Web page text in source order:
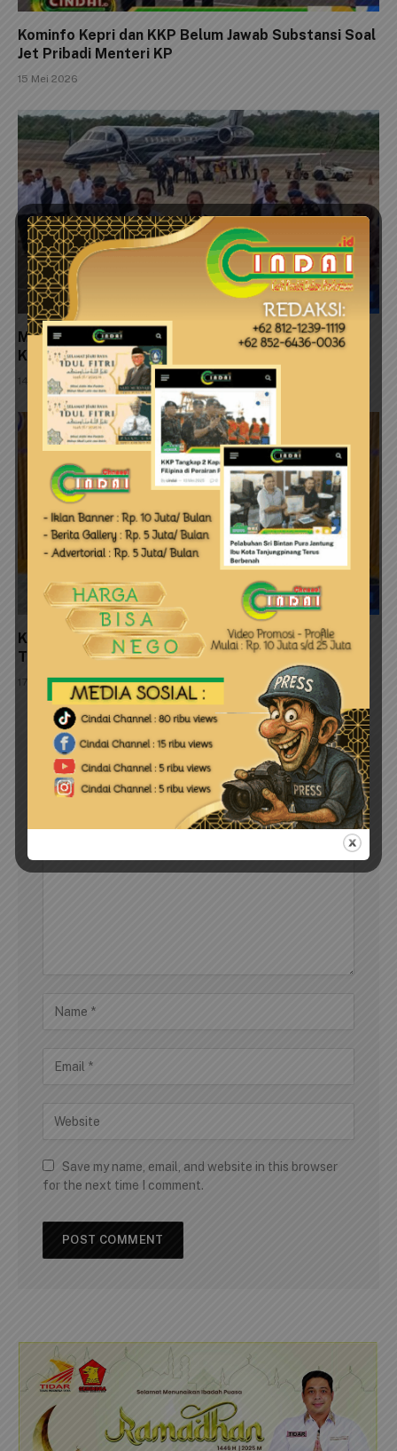
Kominfo Kepri dan KKP Belum Jawab Substansi Soal
Jet Pribadi Menteri KP
15 Mei 2026
Mentri Kelautan dan Perikanan Naik Jet Pribadi ke
Kepri, Apa Agenda?
14 Mei 2026
KKP Pastikan Pulau Umang Tidak Dijual & Tindak
Tegas Pemanfaatan Ruang Laut Tanpa Izin
17 April 2026
LEAVE A REPLY
Save my name, email, and website in this browser
for the next time I comment.